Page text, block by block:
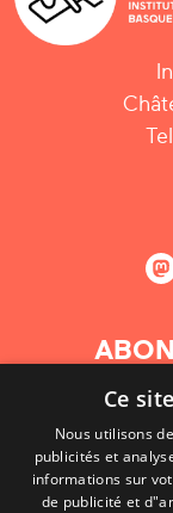
Ce
Nous utilisons
publicités et
informations sur
de publicité et